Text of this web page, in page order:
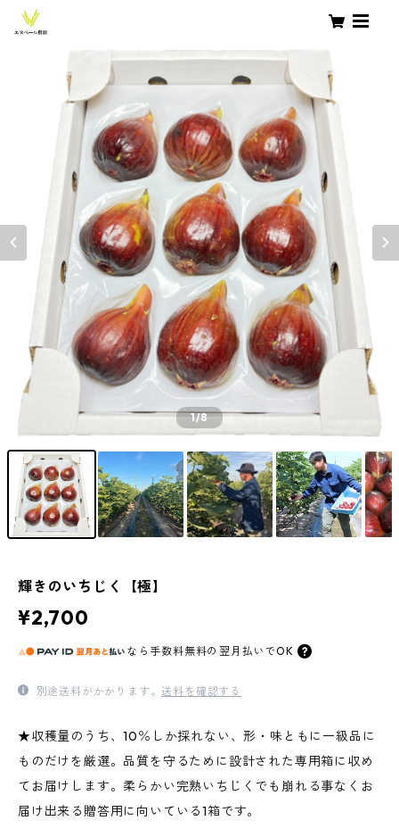
1/8
輝きのいちじく【極】
¥2,700
なら 手数料無料の 翌月払いでOK
別途送料がかかります。送料を確認する
★収穫量のうち、10％しか採れない、形・味ともに一級品に
ものだけを厳選。品質を守るために設計された専用箱に収め
てお届けします。柔らかい完熟いちじくでも崩れる事なくお
届け出来る贈答用に向いている1箱です。